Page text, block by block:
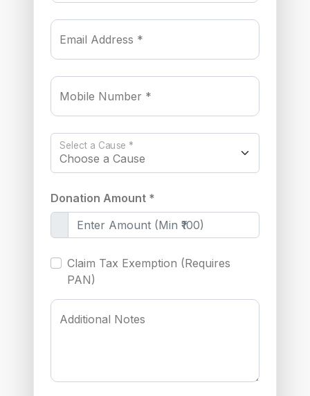
Email Address *
Mobile Number *
Select a Cause *
Donation Amount *
Claim Tax Exemption (Requires
PAN)
Additional Notes